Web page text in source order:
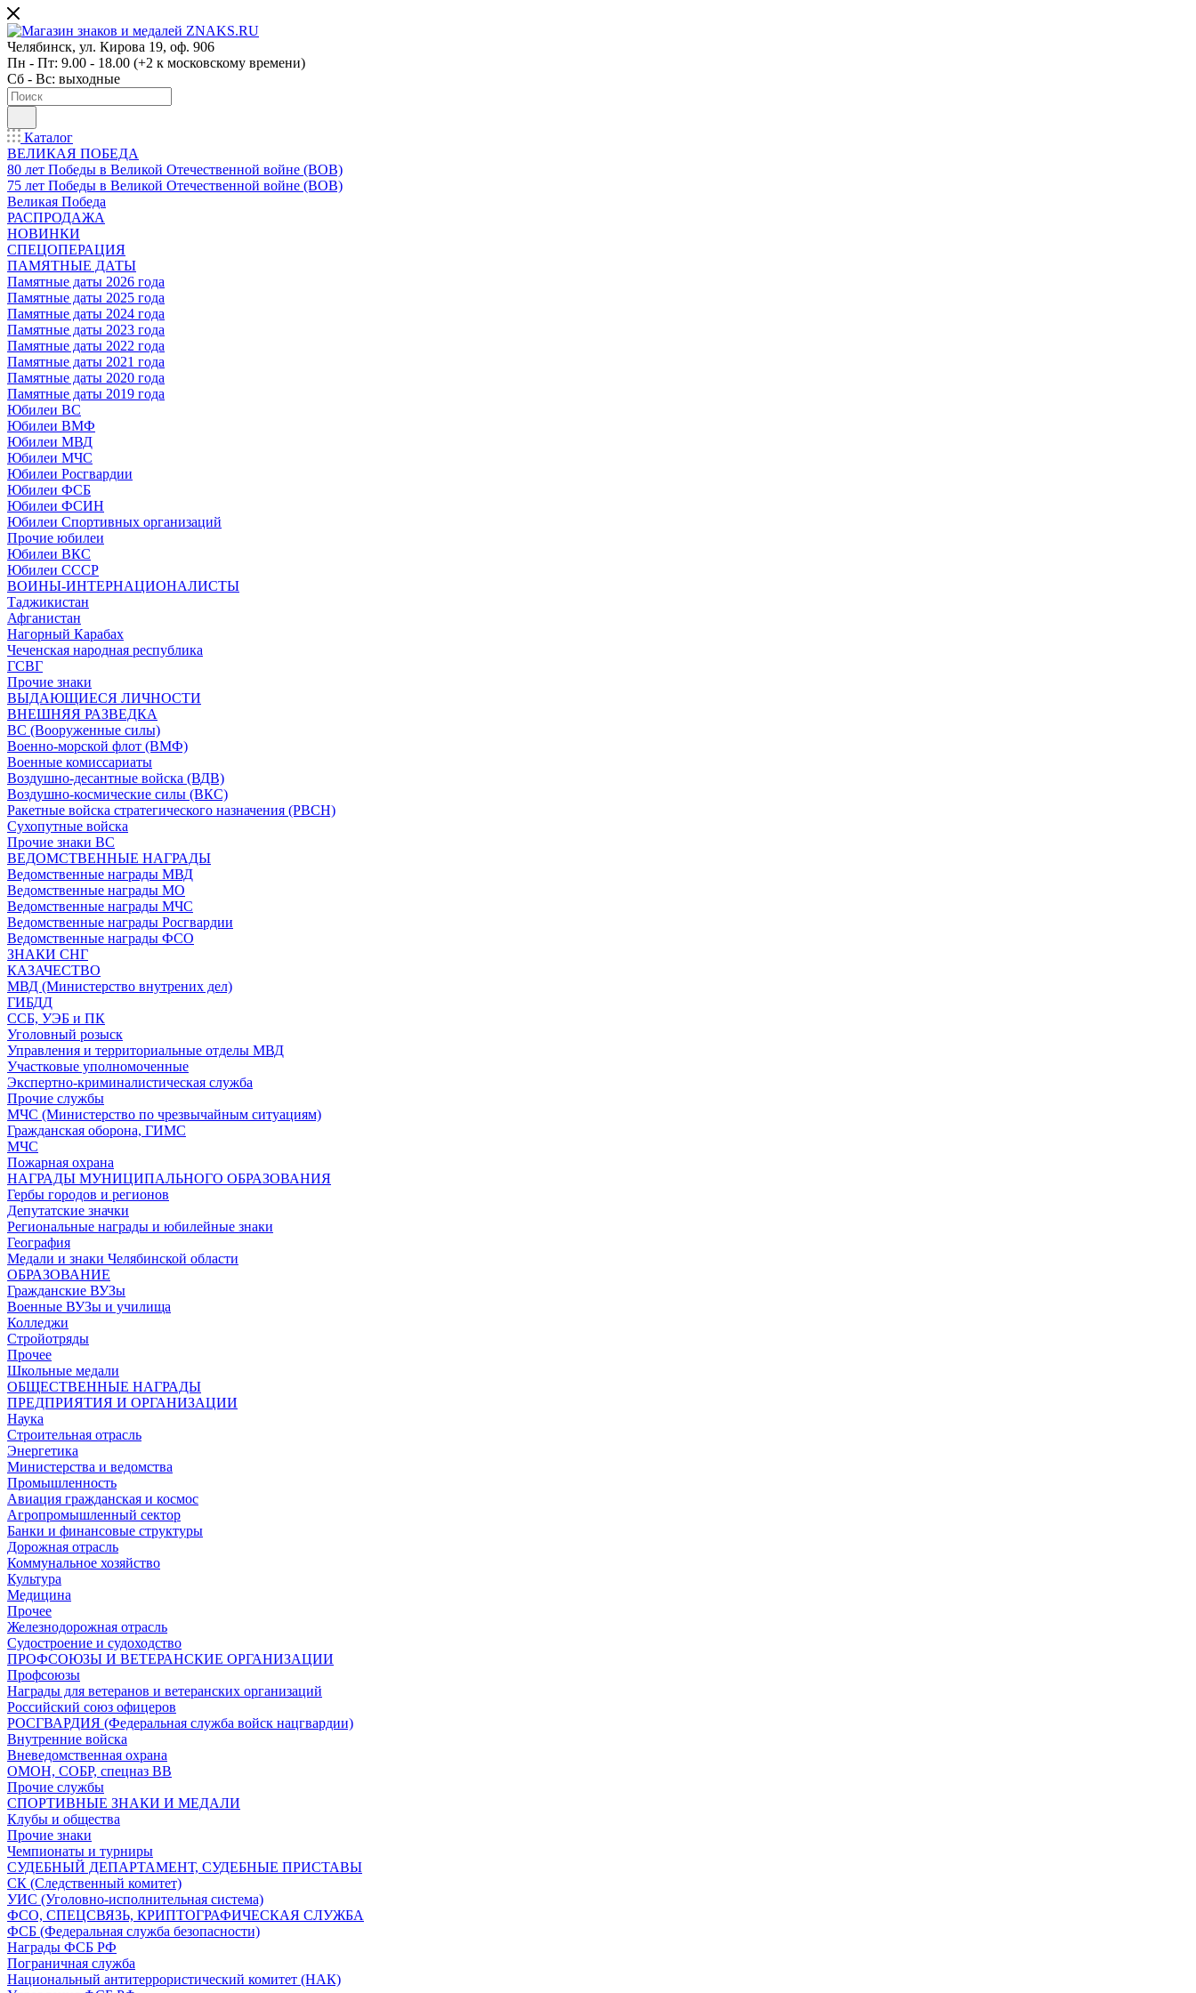
Челябинск, ул. Кирова 19, оф. 906
Пн - Пт: 9.00 - 18.00 (+2 к московскому времени)
Сб - Вс: выходные
Каталог
ВЕЛИКАЯ ПОБЕДА
80 лет Победы в Великой Отечественной войне (ВОВ)
75 лет Победы в Великой Отечественной войне (ВОВ)
Великая Победа
РАСПРОДАЖА
НОВИНКИ
СПЕЦОПЕРАЦИЯ
ПАМЯТНЫЕ ДАТЫ
Памятные даты 2026 года
Памятные даты 2025 года
Памятные даты 2024 года
Памятные даты 2023 года
Памятные даты 2022 года
Памятные даты 2021 года
Памятные даты 2020 года
Памятные даты 2019 года
Юбилеи ВС
Юбилеи ВМФ
Юбилеи МВД
Юбилеи МЧС
Юбилеи Росгвардии
Юбилеи ФСБ
Юбилеи ФСИН
Юбилеи Спортивных организаций
Прочие юбилеи
Юбилеи ВКС
Юбилеи СССР
ВОИНЫ-ИНТЕРНАЦИОНАЛИСТЫ
Таджикистан
Афганистан
Нагорный Карабах
Чеченская народная республика
ГСВГ
Прочие знаки
ВЫДАЮЩИЕСЯ ЛИЧНОСТИ
ВНЕШНЯЯ РАЗВЕДКА
ВС (Вооруженные силы)
Военно-морской флот (ВМФ)
Военные комиссариаты
Воздушно-десантные войска (ВДВ)
Воздушно-космические силы (ВКС)
Ракетные войска стратегического назначения (РВСН)
Сухопутные войска
Прочие знаки ВС
ВЕДОМСТВЕННЫЕ НАГРАДЫ
Ведомственные награды МВД
Ведомственные награды МО
Ведомственные награды МЧС
Ведомственные награды Росгвардии
Ведомственные награды ФСО
ЗНАКИ СНГ
КАЗАЧЕСТВО
МВД (Министерство внутрених дел)
ГИБДД
ССБ, УЭБ и ПК
Уголовный розыск
Управления и территориальные отделы МВД
Участковые уполномоченные
Экспертно-криминалистическая служба
Прочие службы
МЧС (Министерство по чрезвычайным ситуациям)
Гражданская оборона, ГИМС
МЧС
Пожарная охрана
НАГРАДЫ МУНИЦИПАЛЬНОГО ОБРАЗОВАНИЯ
Гербы городов и регионов
Депутатские значки
Региональные награды и юбилейные знаки
География
Медали и знаки Челябинской области
ОБРАЗОВАНИЕ
Гражданские ВУЗы
Военные ВУЗы и училища
Колледжи
Стройотряды
Прочее
Школьные медали
ОБЩЕСТВЕННЫЕ НАГРАДЫ
ПРЕДПРИЯТИЯ И ОРГАНИЗАЦИИ
Наука
Строительная отрасль
Энергетика
Министерства и ведомства
Промышленность
Авиация гражданская и космос
Агропромышленный сектор
Банки и финансовые структуры
Дорожная отрасль
Коммунальное хозяйство
Культура
Медицина
Прочее
Железнодорожная отрасль
Судостроение и судоходство
ПРОФСОЮЗЫ И ВЕТЕРАНСКИЕ ОРГАНИЗАЦИИ
Профсоюзы
Награды для ветеранов и ветеранских организаций
Российский союз офицеров
РОСГВАРДИЯ (Федеральная служба войск нацгвардии)
Внутренние войска
Вневедомственная охрана
ОМОН, СОБР, спецназ ВВ
Прочие службы
СПОРТИВНЫЕ ЗНАКИ И МЕДАЛИ
Клубы и общества
Прочие знаки
Чемпионаты и турниры
СУДЕБНЫЙ ДЕПАРТАМЕНТ, СУДЕБНЫЕ ПРИСТАВЫ
СК (Следственный комитет)
УИС (Уголовно-исполнительная система)
ФСО, СПЕЦСВЯЗЬ, КРИПТОГРАФИЧЕСКАЯ СЛУЖБА
ФСБ (Федеральная служба безопасности)
Награды ФСБ РФ
Пограничная служба
Национальный антитеррористический комитет (НАК)